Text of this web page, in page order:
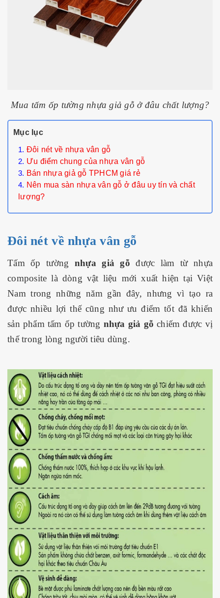
Mua tấm ốp tường nhựa giả gỗ ở đâu chất lượng?
Mục lục
Đôi nét về nhựa vân gỗ
Ưu điểm chung của nhựa vân gỗ
Bán nhựa giả gỗ TPHCM giá rẻ
Nên mua sàn nhựa vân gỗ ở đâu uy tín và chất
lượng?
Đôi nét về nhựa vân gỗ
Tấm ốp tường nhựa giả gỗ được làm từ nhựa
composite là dòng vật liệu mới xuất hiện tại Việt
Nam trong những năm gần đây, nhưng vì tạo ra
được nhiều lợi thế cũng như ưu điểm tốt đã khiến
sản phẩm tấm ốp tường nhựa giả gỗ chiếm được vị
thế trong lòng người tiêu dùng.